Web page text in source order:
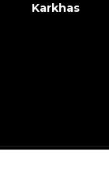
Karkhas